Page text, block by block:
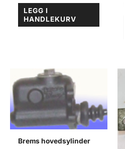
LEGG I
HANDLEKURV
Brems hovedsylinder